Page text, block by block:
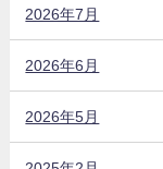
2026年7月
2026年6月
2026年5月